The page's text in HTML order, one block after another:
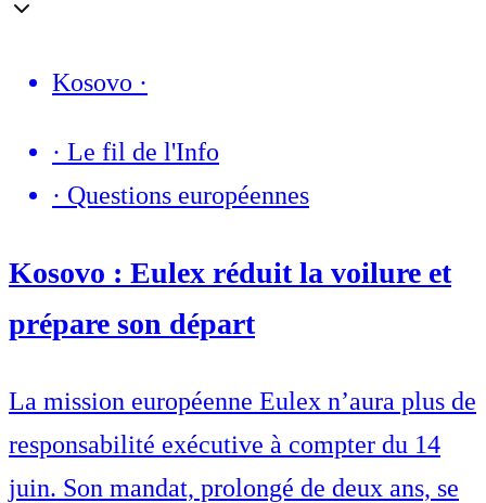
Kosovo ·
· Le fil de l'Info
· Questions européennes
Kosovo : Eulex réduit la voilure et
prépare son départ
La mission européenne Eulex n’aura plus de
responsabilité exécutive à compter du 14
juin. Son mandat, prolongé de deux ans, se